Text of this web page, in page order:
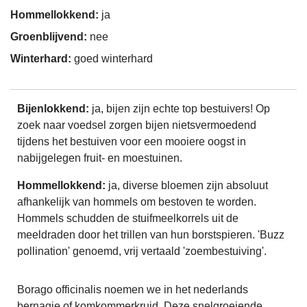
Hommellokkend: ja
Groenblijvend: nee
Winterhard: goed winterhard
Bijenlokkend: ja, bijen zijn echte top bestuivers! Op
zoek naar voedsel zorgen bijen nietsvermoedend
tijdens het bestuiven voor een mooiere oogst in
nabijgelegen fruit- en moestuinen.
Hommellokkend: ja, diverse bloemen zijn absoluut
afhankelijk van hommels om bestoven te worden.
Hommels schudden de stuifmeelkorrels uit de
meeldraden door het trillen van hun borstspieren. 'Buzz
pollination' genoemd, vrij vertaald 'zoembestuiving'.
Borago officinalis noemen we in het nederlands